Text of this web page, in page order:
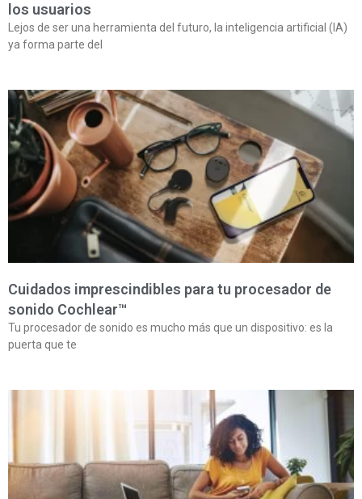
los usuarios
Lejos de ser una herramienta del futuro, la inteligencia artificial (IA)
ya forma parte del
Cuidados imprescindibles para tu procesador de
sonido Cochlear™
Tu procesador de sonido es mucho más que un dispositivo: es la
puerta que te